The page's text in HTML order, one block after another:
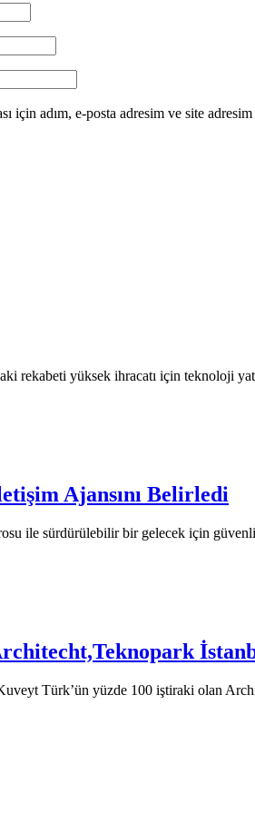
için adım, e-posta adresim ve site
rekabeti yüksek ihracatı için teknoloji
Ajansını Belirledi
ile sürdürülebilir bir gelecek için
Türk’ün yüzde 100 iştiraki olan